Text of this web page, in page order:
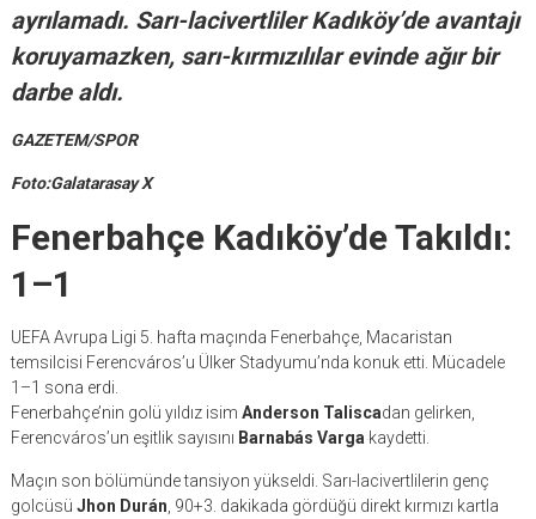
ayrılamadı. Sarı-lacivertliler Kadıköy’de avantajı
koruyamazken, sarı-kırmızılılar evinde ağır bir
darbe aldı.
GAZETEM/SPOR
Foto:Galatarasay X
Fenerbahçe Kadıköy’de Takıldı:
1–1
UEFA Avrupa Ligi 5. hafta maçında Fenerbahçe, Macaristan
temsilcisi Ferencváros’u Ülker Stadyumu’nda konuk etti. Mücadele
1–1 sona erdi.
Fenerbahçe’nin golü yıldız isim Anderson Taliscadan gelirken,
Ferencváros’un eşitlik sayısını Barnabás Varga kaydetti.
Maçın son bölümünde tansiyon yükseldi. Sarı-lacivertlilerin genç
golcüsü Jhon Durán , 90+3. dakikada gördüğü direkt kırmızı kartla